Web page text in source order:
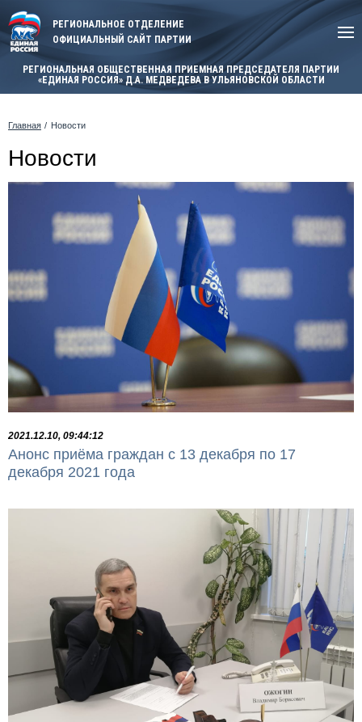
РЕГИОНАЛЬНОЕ ОТДЕЛЕНИЕ
ОФИЦИАЛЬНЫЙ САЙТ ПАРТИИ
РЕГИОНАЛЬНАЯ ОБЩЕСТВЕННАЯ ПРИЕМНАЯ ПРЕДСЕДАТЕЛЯ ПАРТИИ
«ЕДИНАЯ РОССИЯ» Д.А. МЕДВЕДЕВА В УЛЬЯНОВСКОЙ ОБЛАСТИ
Главная Новости
Новости
2021.12.10, 09:44:12
Анонс приёма граждан с 13 декабря по 17
декабря 2021 года